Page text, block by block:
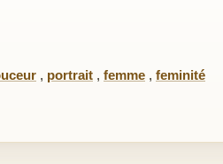
, portrait , femme , feminité